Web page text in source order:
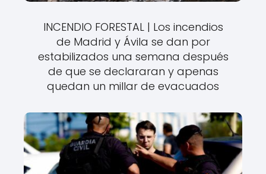
INCENDIO FORESTAL | Los incendios
de Madrid y Ávila se dan por
estabilizados una semana después
de que se declararan y apenas
quedan un millar de evacuados